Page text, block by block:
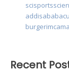
Recent